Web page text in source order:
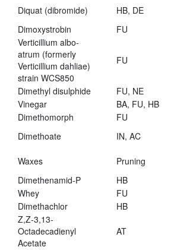
Diquat (dibromide) HB, DE
Dimoxystrobin
FU
Verticillium albo-
atrum (formerly
Verticillium dahliae)
strain WCS850
FU
Dimethyl disulphide FU, NE
Vinegar
BA, FU, HB
Dimethomorph
FU
Dimethoate
IN, AC
Waxes Pruning
Dimethenamid-P
HB
Whey
FU
Dimethachlor
HB
Z,Z-3,13-
Octadecadienyl
Acetate
AT